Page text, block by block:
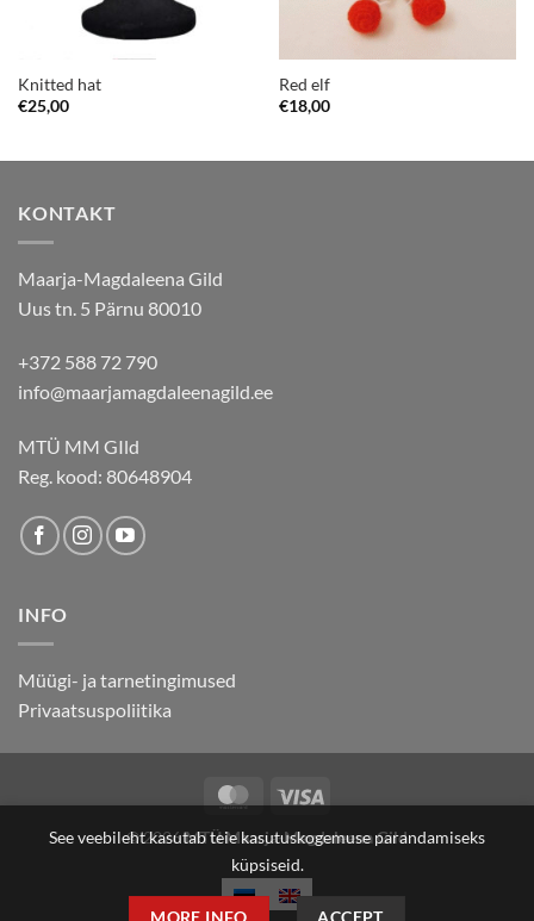
Knitted hat
€25,00
Red elf
€18,00
KONTAKT
Maarja-Magdaleena Gild
Uus tn. 5 Pärnu 80010
+372 588 72 790
info@maarjamagdaleenagild.ee
MTÜ MM GIld
Reg. kood: 80648904
INFO
Müügi- ja tarnetingimused
Privaatsuspoliitika
MasterCard
© 2026MTÜ Maarja-Magdaleena Gild
See veebileht kasutab teie kasutuskogemuse parandamiseks
küpsiseid.
MORE INFO ACCEPT